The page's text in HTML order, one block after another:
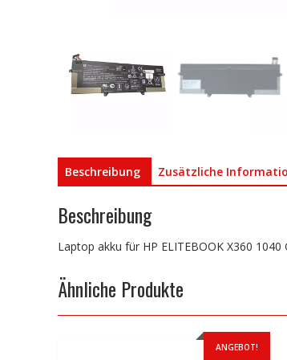
Beschreibung Zusätzliche
Beschreibung
Laptop akku für HP ELITEBOOK X360 1040
Ähnliche Produkte
ANGEBOT!